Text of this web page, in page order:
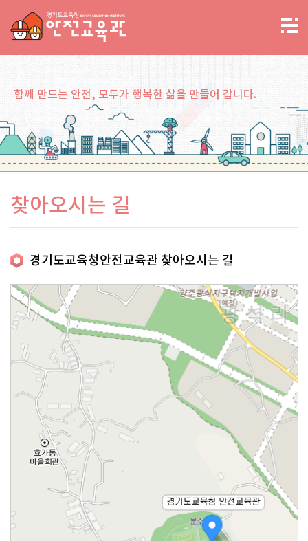
함께 만드는 안전, 모두가 행복한 삶을 만들어 갑니다.
찾아오시는 길
경기도교육청안전교육관 찾아오시는 길